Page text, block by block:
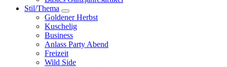
Stil/Thema
Goldener Herbst
Kuschelig
Business
Anlass Party Abend
Freizeit
Wild Side